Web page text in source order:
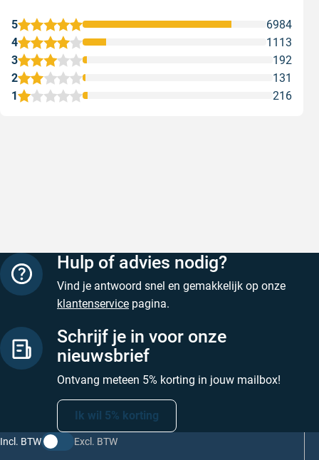
1 216
2 131
3 192
4 1113
5 6984
Hulp of advies nodig?
Vind je antwoord snel en gemakkelijk op onze
klantenservice pagina.
Schrijf je in voor onze
nieuwsbrief
Ontvang meteen 5% korting in jouw mailbox!
Ik wil 5% korting
Incl. BTW Excl. BTW